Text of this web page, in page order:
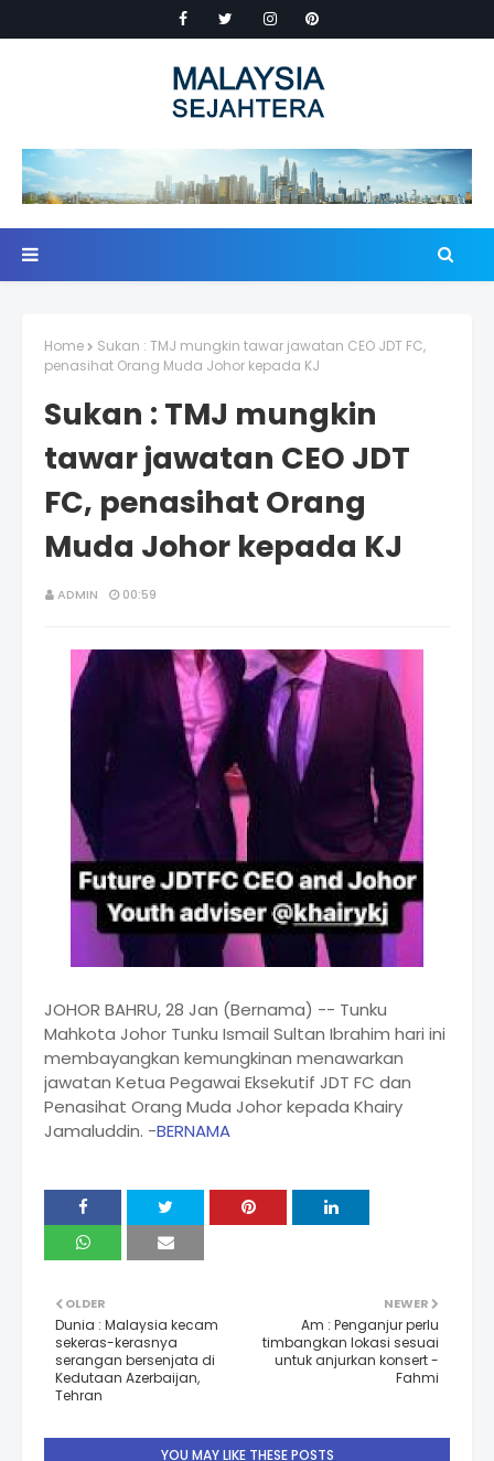
Home
Sukan : TMJ mungkin tawar jawatan CEO JDT FC,
penasihat Orang Muda Johor kepada KJ
Sukan : TMJ mungkin
tawar jawatan CEO JDT
FC, penasihat Orang
Muda Johor kepada KJ
ADMIN 00:59
JOHOR BAHRU, 28 Jan (Bernama) -- Tunku
Mahkota Johor Tunku Ismail Sultan Ibrahim hari ini
membayangkan kemungkinan menawarkan
jawatan Ketua Pegawai Eksekutif JDT FC dan
Penasihat Orang Muda Johor kepada Khairy
Jamaluddin. -BERNAMA
NEWER
Am : Penganjur perlu
timbangkan lokasi sesuai
untuk anjurkan konsert -
Fahmi
OLDER
Dunia : Malaysia kecam
sekeras-kerasnya
serangan bersenjata di
Kedutaan Azerbaijan,
Tehran
YOU MAY LIKE THESE POSTS